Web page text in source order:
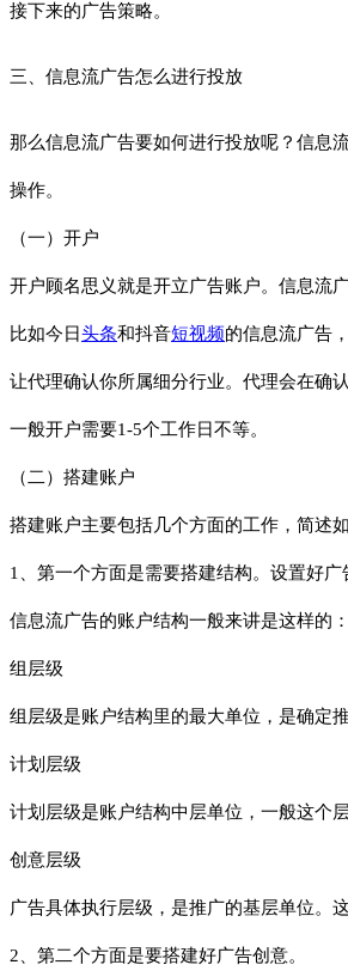
接下来的广告策略。
三、信息流广告怎么进行投放
那么信息流广告要如何进行投放呢？信息
操作。
（一）开户
开户顾名思义就是开立广告账户。信息
比如今日头条和抖音短视频的信息流广告
让代理确认你所属细分行业。代理会在确
一般开户需要1-5个工作日不等。
（二）搭建账户
搭建账户主要包括几个方面的工作，简述如
1、第一个方面是需要搭建结构。设置好
信息流广告的账户结构一般来讲是这样的：
组层级
组层级是账户结构里的最大单位，是确定
计划层级
计划层级是账户结构中层单位，一般这个
创意层级
广告具体执行层级，是推广的基层单位。
2、第二个方面是要搭建好广告创意。